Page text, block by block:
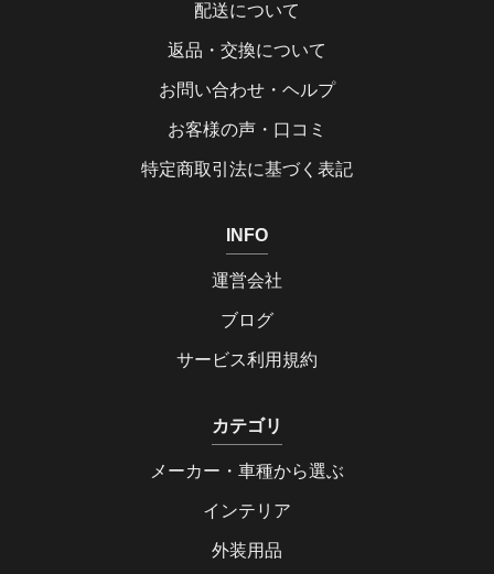
配送について
返品・交換について
お問い合わせ・ヘルプ
お客様の声・口コミ
特定商取引法に基づく表記
INFO
運営会社
ブログ
サービス利用規約
カテゴリ
メーカー・車種から選ぶ
インテリア
外装用品